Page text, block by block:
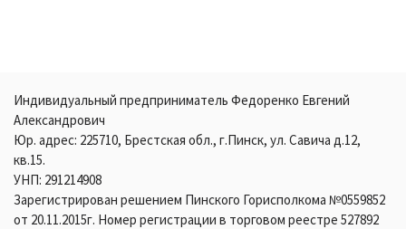
Индивидуальный предприниматель Федоренко Евгений
Александрович
Юр. адрес: 225710, Брестская обл., г.Пинск, ул. Савича д.12,
кв.15.
УНП: 291214908
Зарегистрирован решением Пинского Горисполкома №0559852
от 20.11.2015г. Номер регистрации в торговом реестре 527892